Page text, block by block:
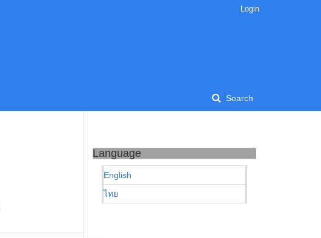
Search
Login
Language
English
ไทย